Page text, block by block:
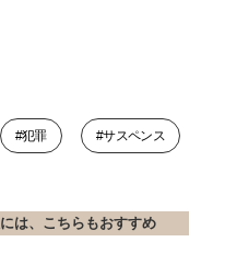
犯罪 サスペンス
は、こちらもおすすめ